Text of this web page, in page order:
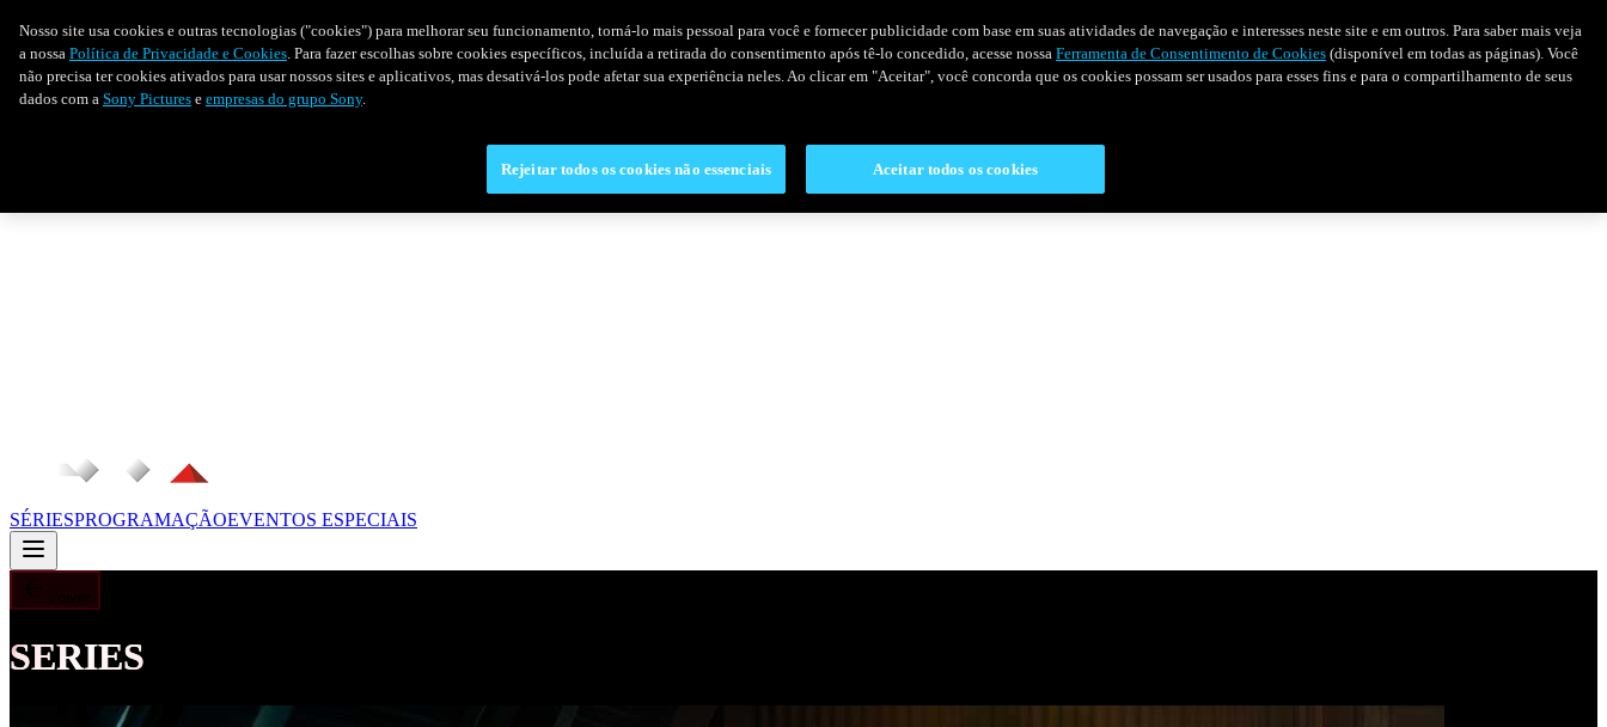
SÉRIESPROGRAMAÇÃOEVENTOS ESPECIAIS
SERIES
Nosso site usa cookies e outras tecnologias ("cookies") para melhorar seu funcionamento, torná-lo mais pessoal para você e fornecer publicidade com base em suas atividades de navegação e interesses neste site e em outros. Para saber mais veja
a nossa Política de Privacidade e Cookies. Para fazer escolhas sobre cookies específicos, incluída a retirada do consentimento após tê-lo concedido, acesse nossa Ferramenta de Consentimento de Cookies (disponível em todas as páginas). Você
não precisa ter cookies ativados para usar nossos sites e aplicativos, mas desativá-los pode afetar sua experiência neles. Ao clicar em "Aceitar", você concorda que os cookies possam ser usados para esses fins e para o compartilhamento de seus
dados com a Sony Pictures e empresas do grupo Sony.
Rejeitar todos os cookies não essenciais Aceitar todos os cookies